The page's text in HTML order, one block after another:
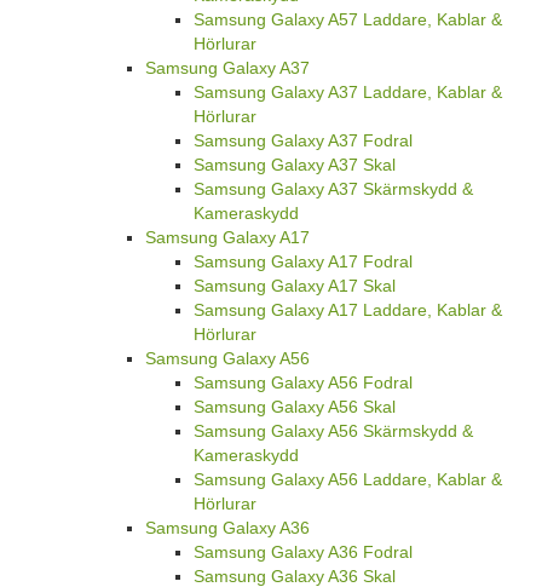
Samsung Galaxy A57 Laddare, Kablar &
Hörlurar
Samsung Galaxy A37
Samsung Galaxy A37 Laddare, Kablar &
Hörlurar
Samsung Galaxy A37 Fodral
Samsung Galaxy A37 Skal
Samsung Galaxy A37 Skärmskydd &
Kameraskydd
Samsung Galaxy A17
Samsung Galaxy A17 Fodral
Samsung Galaxy A17 Skal
Samsung Galaxy A17 Laddare, Kablar &
Hörlurar
Samsung Galaxy A56
Samsung Galaxy A56 Fodral
Samsung Galaxy A56 Skal
Samsung Galaxy A56 Skärmskydd &
Kameraskydd
Samsung Galaxy A56 Laddare, Kablar &
Hörlurar
Samsung Galaxy A36
Samsung Galaxy A36 Fodral
Samsung Galaxy A36 Skal